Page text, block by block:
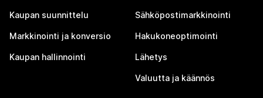
Kaupan suunnittelu
Markkinointi ja konversio
Kaupan hallinnointi
Sähköpostimarkkinointi
Hakukoneoptimointi
Lähetys
Valuutta ja käännös